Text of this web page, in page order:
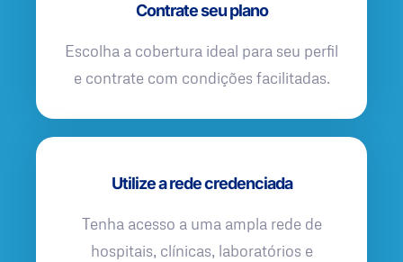
Contrate seu plano
Escolha a cobertura ideal para seu perfil
e contrate com condições facilitadas.
Utilize a rede credenciada
Tenha acesso a uma ampla rede de
hospitais, clínicas, laboratórios e